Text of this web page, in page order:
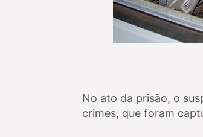
No ato da prisão, o
crimes, que foram